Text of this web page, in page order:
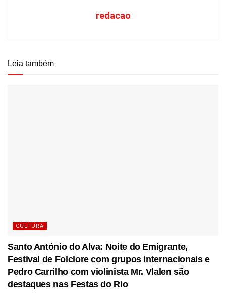
redacao
Leia também
CULTURA
Santo António do Alva: Noite do Emigrante,
Festival de Folclore com grupos internacionais e
Pedro Carrilho com violinista Mr. Vlalen são
destaques nas Festas do Rio